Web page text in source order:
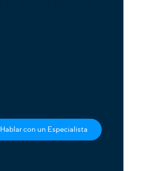
Hablar con un Especialista